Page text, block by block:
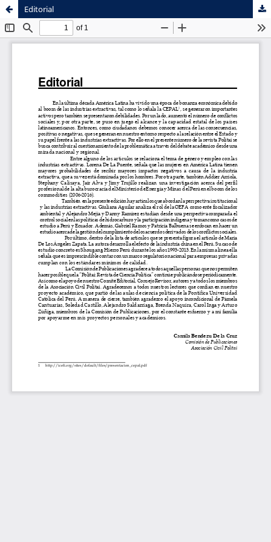
Sistema de
Bibliotecas
Facultad de
Ciencias Sociales
Editorial